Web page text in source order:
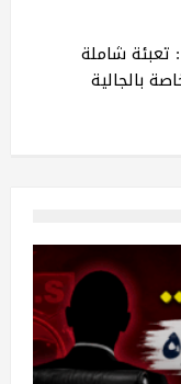
تعبئة شاملة
2026 وعناية خاصة بالجالية